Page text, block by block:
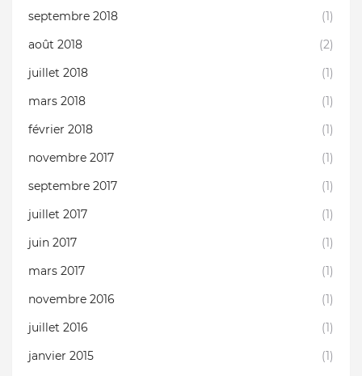
septembre 2018
(1)
août 2018
(2)
juillet 2018
(1)
mars 2018
(1)
février 2018
(1)
novembre 2017
(1)
septembre 2017
(1)
juillet 2017
(1)
juin 2017
(1)
mars 2017
(1)
novembre 2016
(1)
juillet 2016
(1)
janvier 2015
(1)